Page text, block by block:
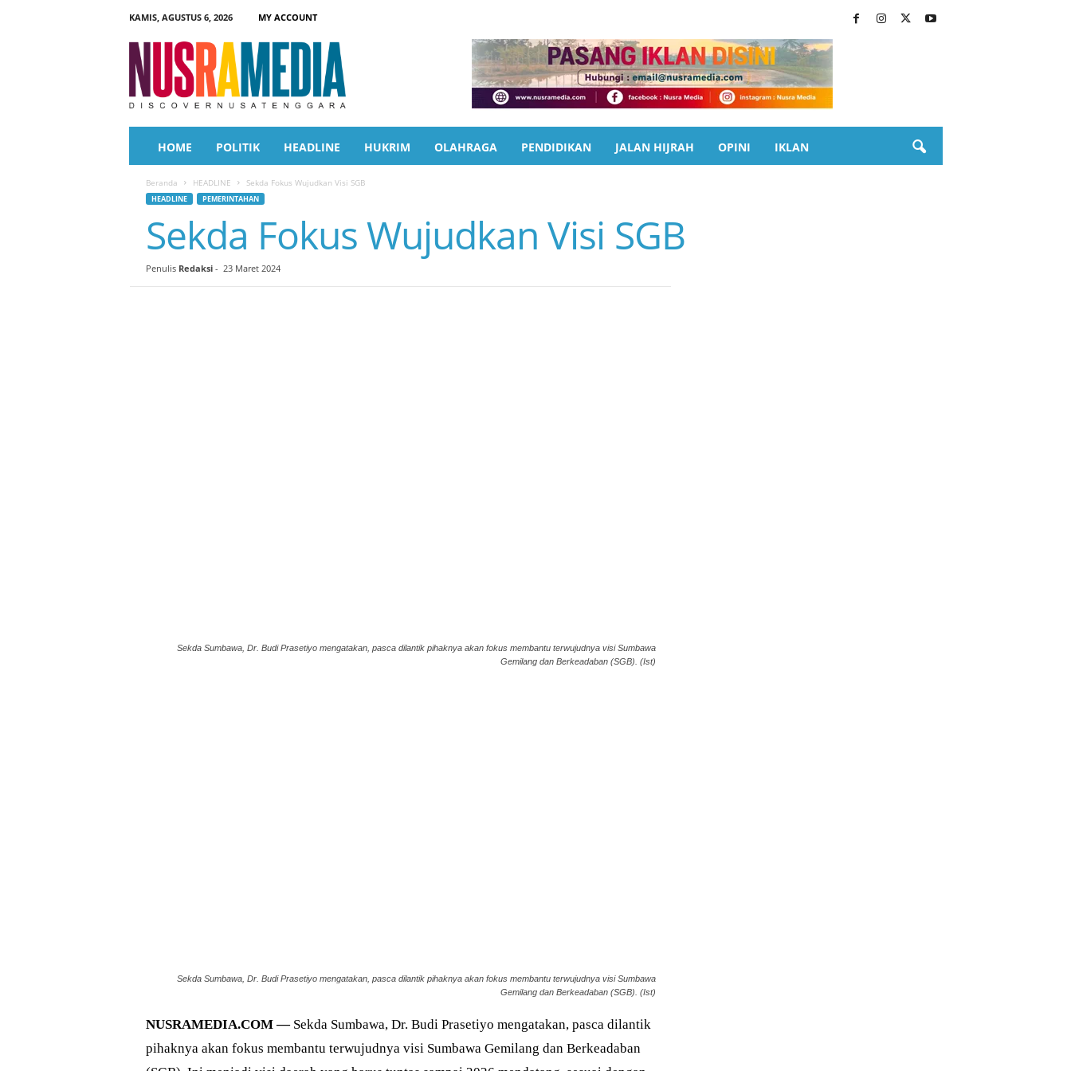
KAMIS, AGUSTUS 6, 2026
MY ACCOUNT
a
HOME POLITIK HEADLINE HUKRIM OLAHRAGA PENDIDIKAN JALAN HIJRAH OPINI IKLAN
Beranda HEADLINE Sekda Fokus Wujudkan Visi SGB
HEADLINE PEMERINTAHAN
Sekda Fokus Wujudkan Visi SGB
Penulis Redaksi- 23 Maret 2024
Sekda Sumbawa, Dr. Budi Prasetiyo mengatakan, pasca dilantik pihaknya akan fokus membantu terwujudnya visi Sumbawa
Gemilang dan Berkeadaban (SGB). (Ist)
Sekda Sumbawa, Dr. Budi Prasetiyo mengatakan, pasca dilantik pihaknya akan fokus membantu terwujudnya visi Sumbawa
Gemilang dan Berkeadaban (SGB). (Ist)
NUSRAMEDIA.COM —Sekda Sumbawa, Dr. Budi Prasetiyo mengatakan, pasca dilantik
pihaknya akan fokus membantu terwujudnya visi Sumbawa Gemilang dan Berkeadaban